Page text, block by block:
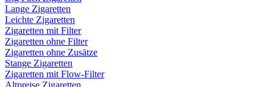
Lange Zigaretten
Leichte Zigaretten
Zigaretten mit Filter
Zigaretten ohne Filter
Zigaretten ohne Zusätze
Stange Zigaretten
Zigaretten mit Flow-Filter
Altpreise Zigaretten